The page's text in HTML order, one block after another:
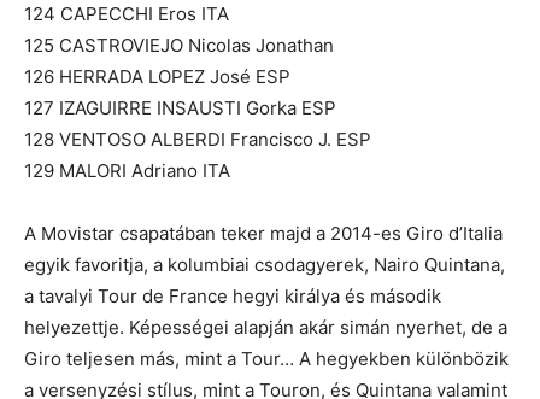
124 CAPECCHI Eros ITA
125 CASTROVIEJO Nicolas Jonathan
126 HERRADA LOPEZ José ESP
127 IZAGUIRRE INSAUSTI Gorka ESP
128 VENTOSO ALBERDI Francisco J. ESP
129 MALORI Adriano ITA
A Movistar csapatában teker majd a 2014-es Giro d’Italia
egyik favoritja, a kolumbiai csodagyerek, Nairo Quintana,
a tavalyi Tour de France hegyi királya és második
helyezettje. Képességei alapján akár simán nyerhet, de a
Giro teljesen más, mint a Tour… A hegyekben különbözik
a versenyzési stílus, mint a Touron, és Quintana valamint